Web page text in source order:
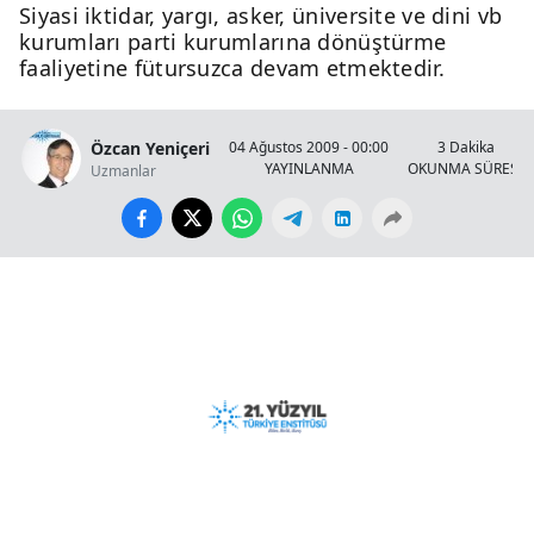
Siyasi iktidar, yargı, asker, üniversite ve dini vb
kurumları parti kurumlarına dönüştürme
faaliyetine fütursuzca devam etmektedir.
Özcan Yeniçeri
Uzmanlar
04 Ağustos 2009 - 00:00
YAYINLANMA
3 Dakika
OKUNMA SÜRESİ